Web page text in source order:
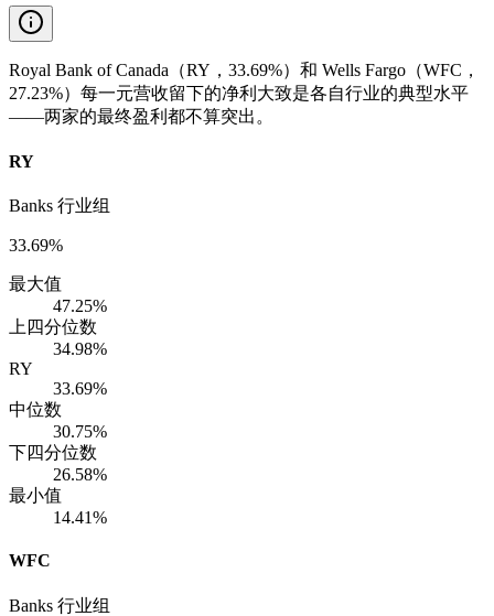
Royal Bank of Canada（RY，33.69%）和 Wells Fargo（WFC，
27.23%）每一元营收留下的净利大致是各自行业的典型水平
——两家的最终盈利都不算突出。
RY
Banks 行业组
33.69%
最大值
47.25%
上四分位数
34.98%
RY
33.69%
中位数
30.75%
下四分位数
26.58%
最小值
14.41%
WFC
Banks 行业组